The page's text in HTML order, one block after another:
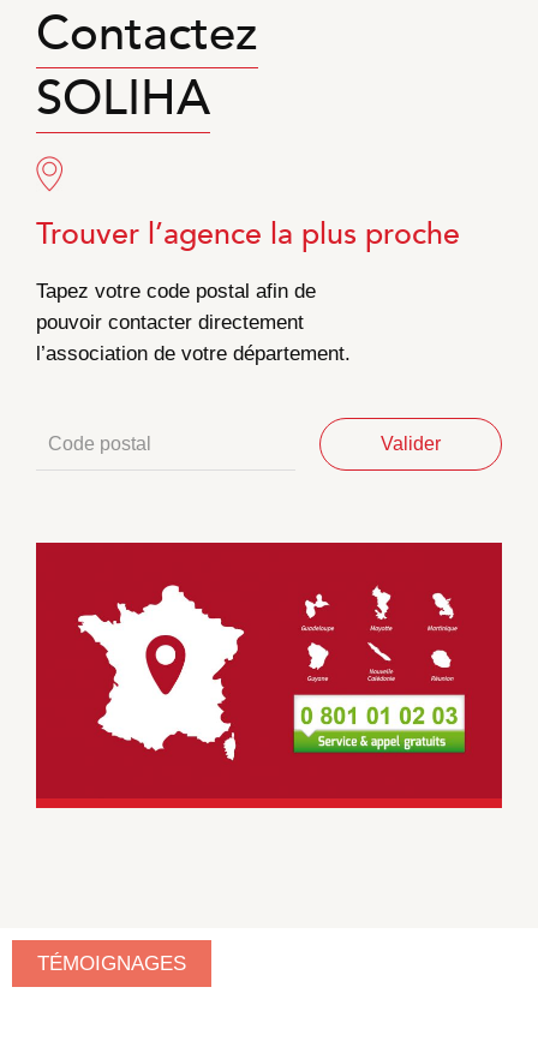
Contactez
SOLIHA
Trouver l’agence la plus proche
Tapez votre code postal afin de
pouvoir contacter directement
l’association de votre département.
TÉMOIGNAGES